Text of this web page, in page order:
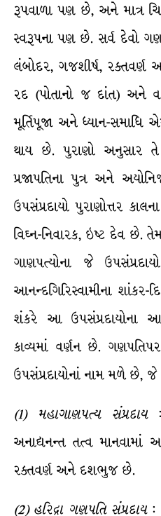
રૂપવાળા પણ છે, અને માત્ર
સ્વરૂપના પણ છે. સર્વ દેવો
લંબોદર, ગજશીર્ષ,
રદ (પોતાનો જ દાંત) અને
મૂર્તિપૂજા અને ધ્યાન-સમાધિ
થાય છે. પુરાણો અનુસાર તે
પ્રજાપતિના પુત્ર અને
ઉપસંપ્રદાયો પુરાણોત્તર
વિઘ્ન-નિવારક, ઇષ્ટ દેવ છે.
ગાણપત્યોના જે
આનન્દગિરિસ્વામીના શાંકર-
શંકરે આ ઉપસંપ્રદાયોના
કાવ્યમાં વર્ણન છે.
ઉપસંપ્રદાયોનાં નામ મળે છે,
(1) મહાગાણપત્ય સંપ્રદાય:
અનાદ્યનન્ત તત્વ માનવામાં
રક્તવર્ણ અને દશભુજ છે.
(2) હરિદ્રા ગણપતિ સંપ્રદાય: